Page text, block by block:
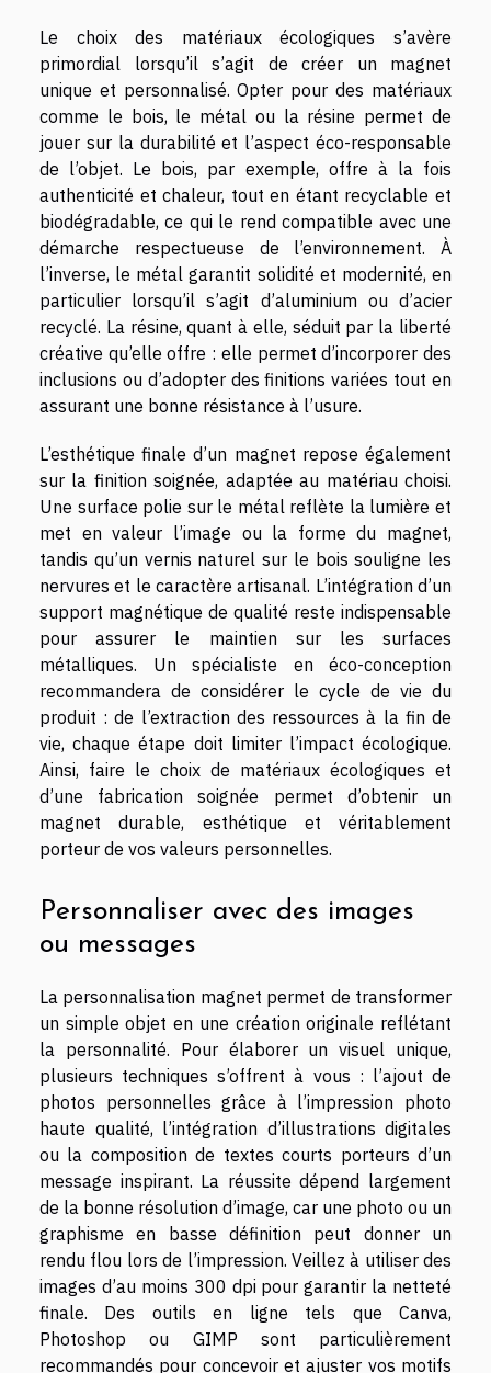
Le choix des matériaux écologiques s’avère
primordial lorsqu’il s’agit de créer un magnet
unique et personnalisé. Opter pour des matériaux
comme le bois, le métal ou la résine permet de
jouer sur la durabilité et l’aspect éco-responsable
de l’objet. Le bois, par exemple, offre à la fois
authenticité et chaleur, tout en étant recyclable et
biodégradable, ce qui le rend compatible avec une
démarche respectueuse de l’environnement. À
l’inverse, le métal garantit solidité et modernité, en
particulier lorsqu’il s’agit d’aluminium ou d’acier
recyclé. La résine, quant à elle, séduit par la liberté
créative qu’elle offre : elle permet d’incorporer des
inclusions ou d’adopter des finitions variées tout en
assurant une bonne résistance à l’usure.
L’esthétique finale d’un magnet repose également
sur la finition soignée, adaptée au matériau choisi.
Une surface polie sur le métal reflète la lumière et
met en valeur l’image ou la forme du magnet,
tandis qu’un vernis naturel sur le bois souligne les
nervures et le caractère artisanal. L’intégration d’un
support magnétique de qualité reste indispensable
pour assurer le maintien sur les surfaces
métalliques. Un spécialiste en éco-conception
recommandera de considérer le cycle de vie du
produit : de l’extraction des ressources à la fin de
vie, chaque étape doit limiter l’impact écologique.
Ainsi, faire le choix de matériaux écologiques et
d’une fabrication soignée permet d’obtenir un
magnet durable, esthétique et véritablement
porteur de vos valeurs personnelles.
Personnaliser avec des images
ou messages
La personnalisation magnet permet de transformer
un simple objet en une création originale reflétant
la personnalité. Pour élaborer un visuel unique,
plusieurs techniques s’offrent à vous : l’ajout de
photos personnelles grâce à l’impression photo
haute qualité, l’intégration d’illustrations digitales
ou la composition de textes courts porteurs d’un
message inspirant. La réussite dépend largement
de la bonne résolution d’image, car une photo ou un
graphisme en basse définition peut donner un
rendu flou lors de l’impression. Veillez à utiliser des
images d’au moins 300 dpi pour garantir la netteté
finale. Des outils en ligne tels que Canva,
Photoshop ou GIMP sont particulièrement
recommandés pour concevoir et ajuster vos motifs